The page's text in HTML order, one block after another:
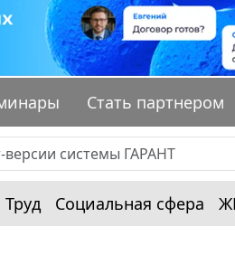
Стать партнером
Труд Социальная сфера